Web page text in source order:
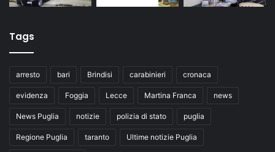
Tags
arresto bari Brindisi carabinieri cronaca
evidenza Foggia Lecce Martina Franca news
News Puglia notizie polizia di stato puglia
Regione Puglia taranto Ultime notizie Puglia